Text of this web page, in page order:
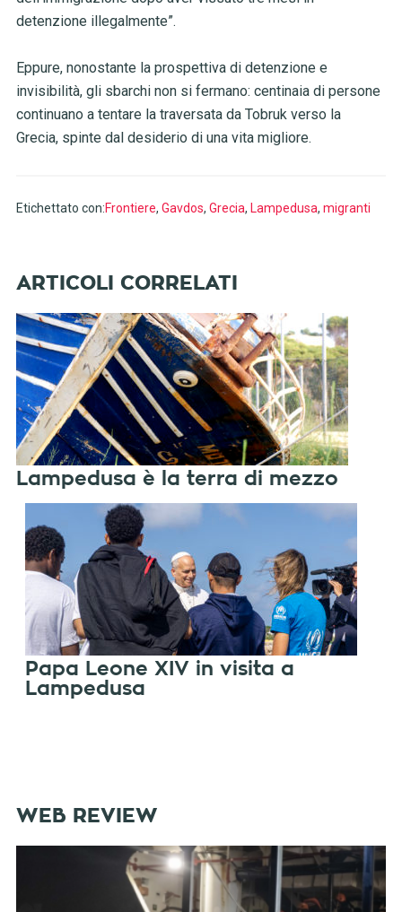
detenzione illegalmente”.
Eppure, nonostante la prospettiva di detenzione e
invisibilità, gli sbarchi non si fermano: centinaia di persone
continuano a tentare la traversata da Tobruk verso la
Grecia, spinte dal desiderio di una vita migliore.
Etichettato con:Frontiere, Gavdos, Grecia, Lampedusa, migranti
Lampedusa è la terra di mezzo
Papa Leone XIV in visita a
Lampedusa
WEB REVIEW